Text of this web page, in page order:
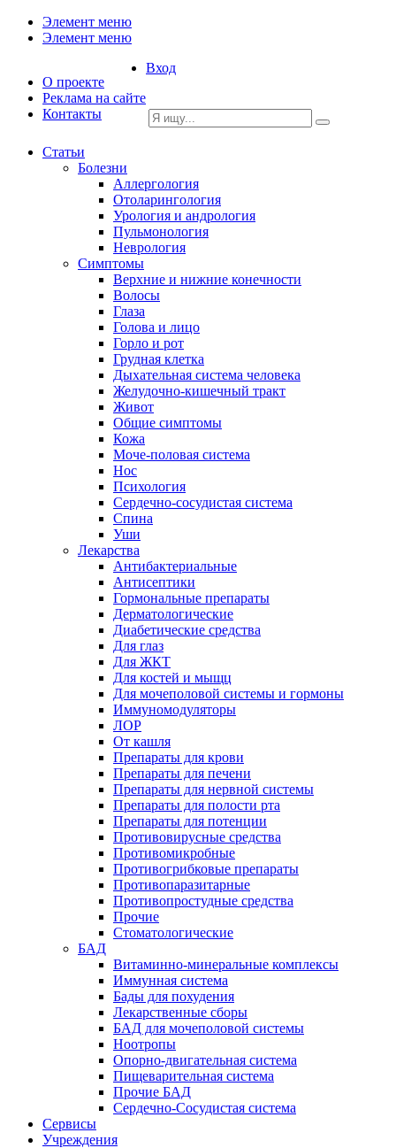
Элемент меню
Элемент меню
О проекте
Реклама на сайте
Контакты
Вход
Статьи
Болезни
Аллергология
Отоларингология
Урология и андрология
Пульмонология
Неврология
Симптомы
Верхние и нижние конечности
Волосы
Глаза
Голова и лицо
Горло и рот
Грудная клетка
Дыхательная система человека
Желудочно-кишечный тракт
Живот
Общие симптомы
Кожа
Моче-половая система
Нос
Психология
Сердечно-сосудистая система
Спина
Уши
Лекарства
Антибактериальные
Антисептики
Гормональные препараты
Дерматологические
Диабетические средства
Для глаз
Для ЖКТ
Для костей и мыщц
Для мочеполовой системы и гормоны
Иммуномодуляторы
ЛОР
От кашля
Препараты для крови
Препараты для печени
Препараты для нервной системы
Препараты для полости рта
Препараты для потенции
Противовирусные средства
Противомикробные
Противогрибковые препараты
Противопаразитарные
Противопростудные средства
Прочие
Стоматологические
БАД
Витаминно-минеральные комплексы
Иммунная система
Бады для похудения
Лекарственные сборы
БАД для мочеполовой системы
Ноотропы
Опорно-двигательная система
Пищеварительная система
Прочие БАД
Сердечно-Сосудистая система
Сервисы
Учреждения